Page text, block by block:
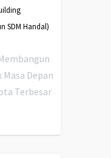
SDM Handal)
Depan
Terbesar